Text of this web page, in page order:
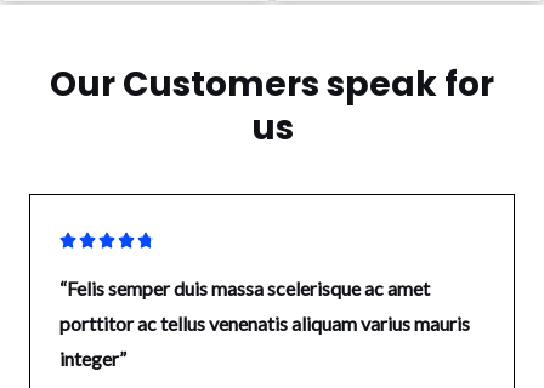
Our Customers speak for
us

“Felis semper duis massa scelerisque ac amet
porttitor ac tellus venenatis aliquam varius mauris
integer”